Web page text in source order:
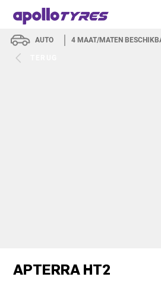
AUTO 4 MAAT/MATEN
APTERRA HT2